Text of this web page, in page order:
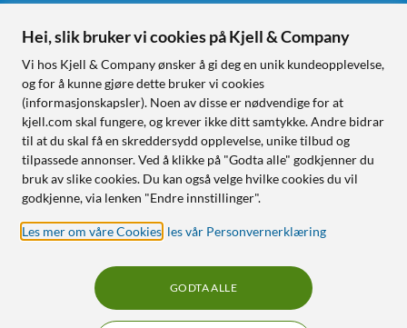
Følg oss
Handle fra:
Sverige
Norge
Hei, slik bruker vi cookies på Kjell & Company
Vi hos Kjell & Company ønsker å gi deg en unik kundeopplevelse,
og for å kunne gjøre dette bruker vi cookies
(informasjonskapsler). Noen av disse er nødvendige for at
kjell.com skal fungere, og krever ikke ditt samtykke. Andre bidrar
til at du skal få en skreddersydd opplevelse, unike tilbud og
tilpassede annonser. Ved å klikke på "Godta alle" godkjenner du
bruk av slike cookies. Du kan også velge hvilke cookies du vil
godkjenne, via lenken "Endre innstillinger".
Les mer om våre Cookies les vår Personvernerklæring
GODTA ALLE